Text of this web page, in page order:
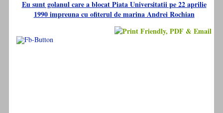
Eu sunt golanul care a blocat Piata Universitatii pe 22 aprilie
1990 impreuna cu ofiterul de marina Andrei Rochian